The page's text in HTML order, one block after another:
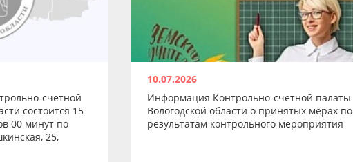
счетной
состоится 15
00 минут по
25,
10.07.2026
Информация Контрольно-счетной палаты
Вологодской области о принятых мерах по
результатам контрольного мероприятия